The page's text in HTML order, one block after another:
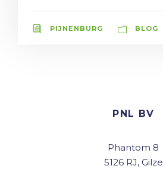
PIJNENBURG BLOG
PNL BV
Phantom 8
5126 RJ, Gilze